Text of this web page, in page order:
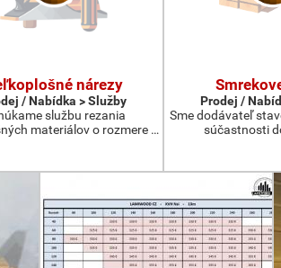
nárezy
/ Nabídka > Služby
službu rezania
materiálov o rozmere …
Prodej /
Sme dodávateľ
súčastnosti